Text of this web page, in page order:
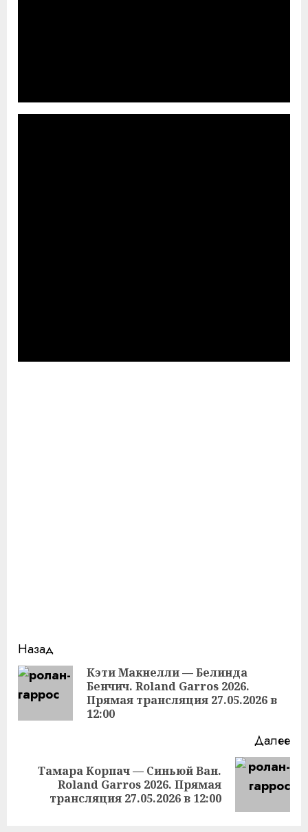
Продолжить
чтение
Назад
Кэти Макнелли — Белинда
Бенчич. Roland Garros 2026.
Прямая трансляция 27.05.2026 в
12:00
Далее
Следующая
запись:
Тамара Корпач — Синьюй Ван.
Roland Garros 2026. Прямая
трансляция 27.05.2026 в 12:00